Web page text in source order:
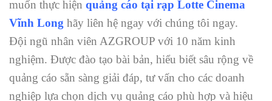
muốn thực hiện quảng cáo tại rạp Lotte Cinema
Vĩnh Long hãy liên hệ ngay với chúng tôi ngay.
Đội ngũ nhân viên AZGROUP với 10 năm kinh
nghiệm. Được đào tạo bài bản, hiểu biết sâu rộng về
quảng cáo sẵn sàng giải đáp, tư vấn cho các doanh
nghiệp lựa chọn dịch vụ quảng cáo phù hợp và hiệu